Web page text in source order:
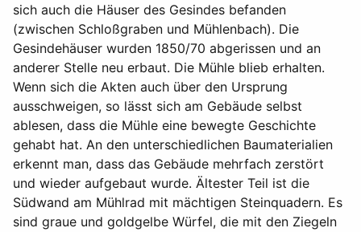
sich auch die Häuser des Gesindes befanden
(zwischen Schloßgraben und Mühlenbach). Die
Gesindehäuser wurden 1850/70 abgerissen und an
anderer Stelle neu erbaut. Die Mühle blieb erhalten.
Wenn sich die Akten auch über den Ursprung
ausschweigen, so lässt sich am Gebäude selbst
ablesen, dass die Mühle eine bewegte Geschichte
gehabt hat. An den unterschiedlichen Baumaterialien
erkennt man, dass das Gebäude mehrfach zerstört
und wieder aufgebaut wurde. Ältester Teil ist die
Südwand am Mühlrad mit mächtigen Steinquadern. Es
sind graue und goldgelbe Würfel, die mit den Ziegeln